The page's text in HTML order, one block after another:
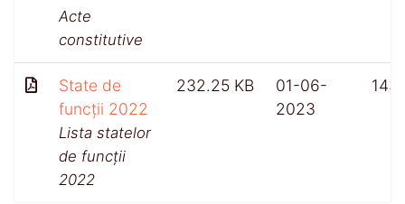
Acte
constitutive
State de
funcții 2022
Lista statelor
de funcții
2022
232.25 KB
01-06-
2023